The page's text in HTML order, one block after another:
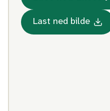
Last ned bildeMed